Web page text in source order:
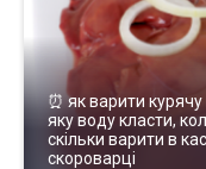
⏰ як варити курячу
яку воду класти,
скільки варити в
скороварці